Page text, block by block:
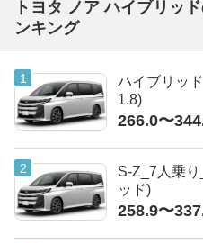
トヨタ ノア ハイブリッ
ンキング
ハイブリッ
1.8)
266.0〜
S-Z_7人乗
ッド)
258.9〜